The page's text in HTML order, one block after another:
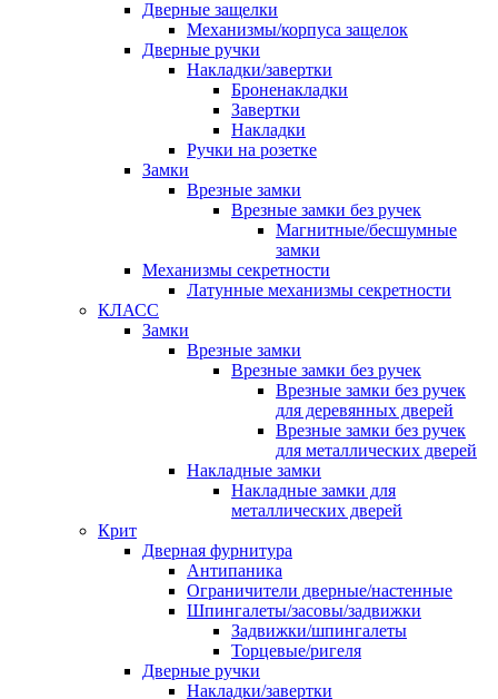
Дверные защелки
Механизмы/корпуса защелок
Дверные ручки
Накладки/завертки
Броненакладки
Завертки
Накладки
Ручки на розетке
Замки
Врезные замки
Врезные замки без ручек
Магнитные/бесшумные
замки
Механизмы секретности
Латунные механизмы секретности
КЛАСС
Замки
Врезные замки
Врезные замки без ручек
Врезные замки без ручек
для деревянных дверей
Врезные замки без ручек
для металлических дверей
Накладные замки
Накладные замки для
металлических дверей
Крит
Дверная фурнитура
Антипаника
Ограничители дверные/настенные
Шпингалеты/засовы/задвижки
Задвижки/шпингалеты
Торцевые/ригеля
Дверные ручки
Накладки/завертки